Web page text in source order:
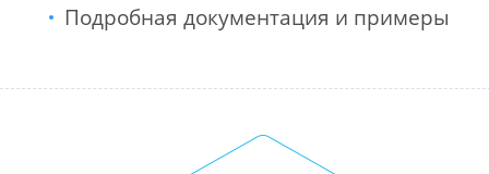
Подробная документация и примеры